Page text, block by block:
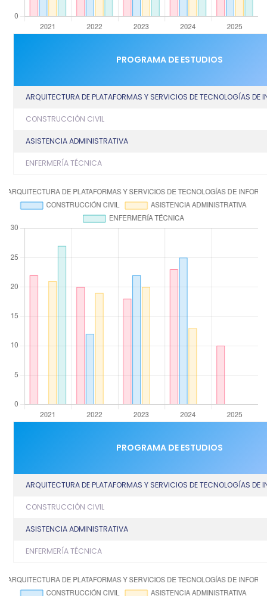
PROGRAMA DE ESTUDIOS
ARQUITECTURA DE PLATAFORMAS Y SERVICIOS DE TECNOLOGÍAS DE
CONSTRUCCIÓN CIVIL
ASISTENCIA ADMINISTRATIVA
ENFERMERÍA TÉCNICA
PROGRAMA DE ESTUDIOS
ARQUITECTURA DE PLATAFORMAS Y SERVICIOS DE TECNOLOGÍAS DE
CONSTRUCCIÓN CIVIL
ASISTENCIA ADMINISTRATIVA
ENFERMERÍA TÉCNICA